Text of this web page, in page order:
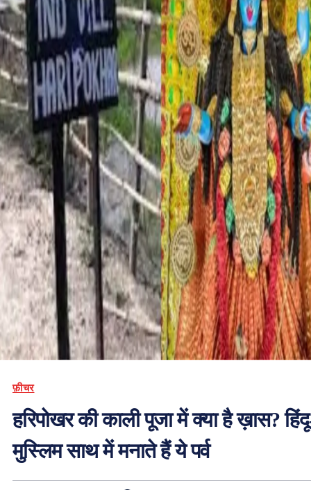
फ़ीचर
हरिपोखर की काली पूजा में क्या है ख़ास?
मुस्लिम साथ में मनाते हैं ये पर्व